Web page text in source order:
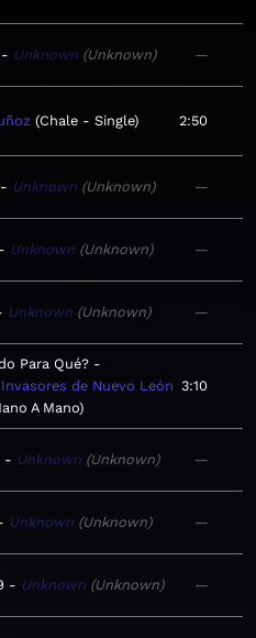
Unknown Unknown —
Chale - Single 2:50
Unknown Unknown —
Unknown Unknown —
Unknown Unknown —
Para Qué?
de Nuevo León
A Mano
3:10
Unknown Unknown —
Unknown Unknown —
Unknown Unknown —